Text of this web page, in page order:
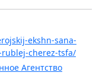
ekshn-sana-
cherez-tsfa/
Агентство